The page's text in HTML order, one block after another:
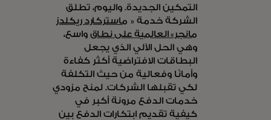
التمكين الجديدة. واليوم، تطلق
الشركة خدمة « ماستركارد ريكلدز
مانجر» العالمية على نطاق واسع،
وهي الحل الآلي الذي يجعل
البطاقات الافتراضية أكثر كفاءة
وأمانًا وفعالية من حيث التكلفة
لكي تقبلها الشركات. لمنح مزودي
خدمات الدفع مرونة أكبر في
كيفية تقديم ابتكارات الدفع بين